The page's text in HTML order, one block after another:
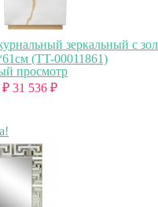
зеркальный с
(TT-00011861)
просмотр
₽ 31 536 ₽